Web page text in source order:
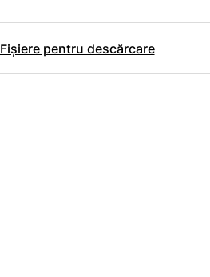
Fișiere pentru descărcare